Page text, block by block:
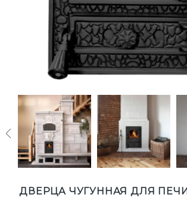
ДВЕРЦА ЧУГУННАЯ ДЛЯ